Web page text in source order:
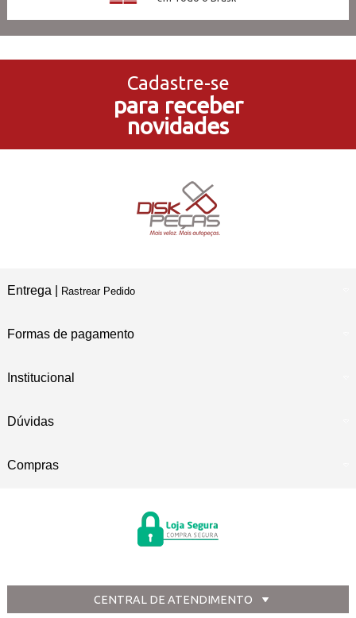
no Cartão de Crédito
5% de Desconto
no Pagamento PIX
Em Nossas Lojas Físicas
Cadastre-se
para receber
novidades
Entrega | Rastrear Pedido
Formas de pagamento
Institucional
Dúvidas
Compras
CENTRAL DE ATENDIMENTO